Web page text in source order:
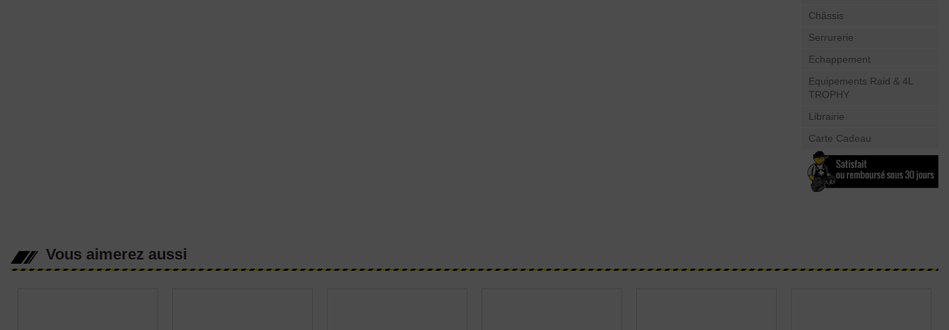
Châssis
Serrurerie
Echappement
Equipements Raid & 4L
TROPHY
Librairie
Carte Cadeau
Vous aimerez aussi